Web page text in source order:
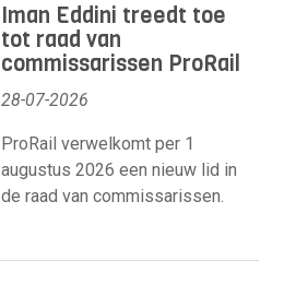
Iman Eddini treedt toe
tot raad van
commissarissen ProRail
28-07-2026
ProRail verwelkomt per 1
augustus 2026 een nieuw lid in
de raad van commissarissen.